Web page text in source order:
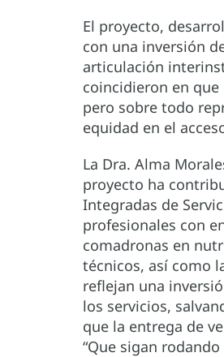
El proyecto,
con una inversión
articulación
coincidieron en
pero sobre todo
equidad en el
La Dra. Alma
proyecto ha
Integradas de
profesionales con
comadronas en
técnicos, así como
reflejan una
los servicios,
que la entrega de
“Que sigan